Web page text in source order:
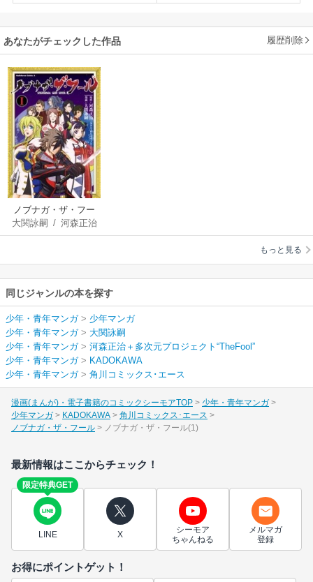
あなたがチェックした作品 履歴削除
ノブナガ・ザ・フー
ル
大関詠嗣 / 河森正治
＋多次元プロジェク
もっと見る
同じジャンルの本を探す
少年・青年マンガ> 少年マンガ
少年・青年マンガ> 大関詠嗣
少年・青年マンガ> 河森正治＋多次元プロジェクト“TheFool”
少年・青年マンガ> KADOKAWA
少年・青年マンガ> 角川コミックス･エース
漫画(まんが)・電子書籍のコミックシーモアTOP
少年・青年マンガ
少年マンガ
KADOKAWA
角川コミックス･エース
ノブナガ・ザ・フール
ノブナガ・ザ・フール(1)
最新情報はここからチェック！
限定特典GET
LINE X
シーモア
ちゃんねる
メルマガ
登録
お得にポイントゲット！